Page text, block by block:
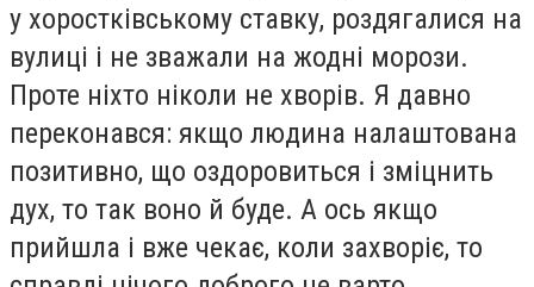
у хоростківському ставку, роздягалися на
вулиці і не зважали на жодні морози.
Проте ніхто ніколи не хворів. Я давно
переконався: якщо людина налаштована
позитивно, що оздоровиться і зміцнить
дух, то так воно й буде. А ось якщо
прийшла і вже чекає, коли захворіє, то